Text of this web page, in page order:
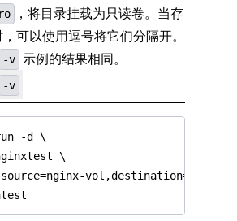
ro
，将目录挂载为只读卷。当存
可以使用逗号将它们分隔开。
-v 示例的结果相同。
-v
-d